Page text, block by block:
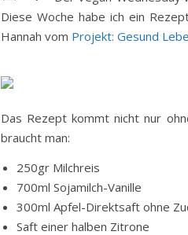
Diese Woche habe ich ein
Hannah vom Projekt: Gesund
Das Rezept kommt nicht nur
braucht man:
250gr Milchreis
700ml Sojamilch-Vanille
300ml Apfel-Direktsaft ohne
Saft einer halben Zitrone